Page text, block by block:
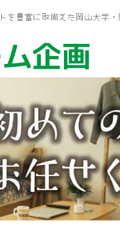
豊富に取揃えた岡山大学
企画